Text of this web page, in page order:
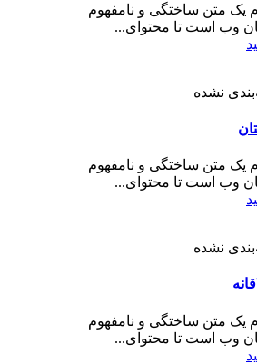
یک متن ساختگی و نامفهوم
وب است تا محتوای...
نشده
یک متن ساختگی و نامفهوم
وب است تا محتوای...
نشده
یک متن ساختگی و نامفهوم
وب است تا محتوای...